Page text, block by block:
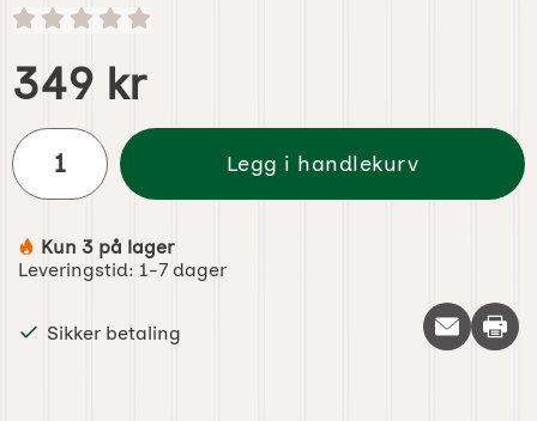
Handle dette produktet, Kanna emalje
pris
349 kr
antall
Legg i handlekurv
Produkttilgjengelighet:
Kun 3 på lager
Leveringstid: 1-7 dager
Sikker betaling Skriv